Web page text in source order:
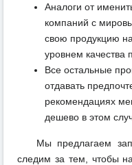
Аналоги от
компаний с
свою продукцию
уровнем качества
Все остальные
отдавать
рекомендациях
дешево в этом
Мы предлагаем
следим за тем, чтобы